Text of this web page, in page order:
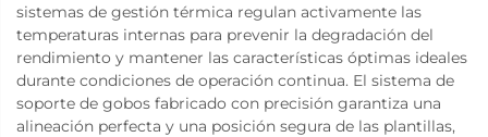
sistemas de gestión térmica regulan activamente las
temperaturas internas para prevenir la degradación del
rendimiento y mantener las características óptimas ideales
durante condiciones de operación continua. El sistema de
soporte de gobos fabricado con precisión garantiza una
alineación perfecta y una posición segura de las plantillas,